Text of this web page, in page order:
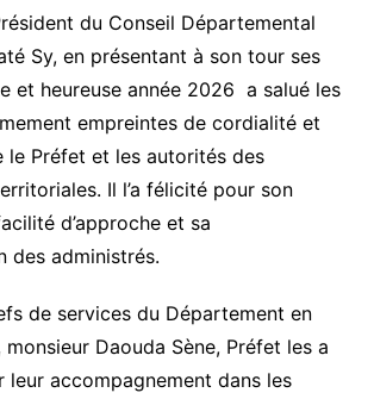
du Conseil Départemental
Sy, en présentant à son tour ses
et heureuse année 2026 a salué les
empreintes de cordialité et
le Préfet et les autorités des
Il l’a félicité pour son
d’approche et sa
des administrés.
de services du Département en
Daouda Sène, Préfet les a
leur accompagnement dans les